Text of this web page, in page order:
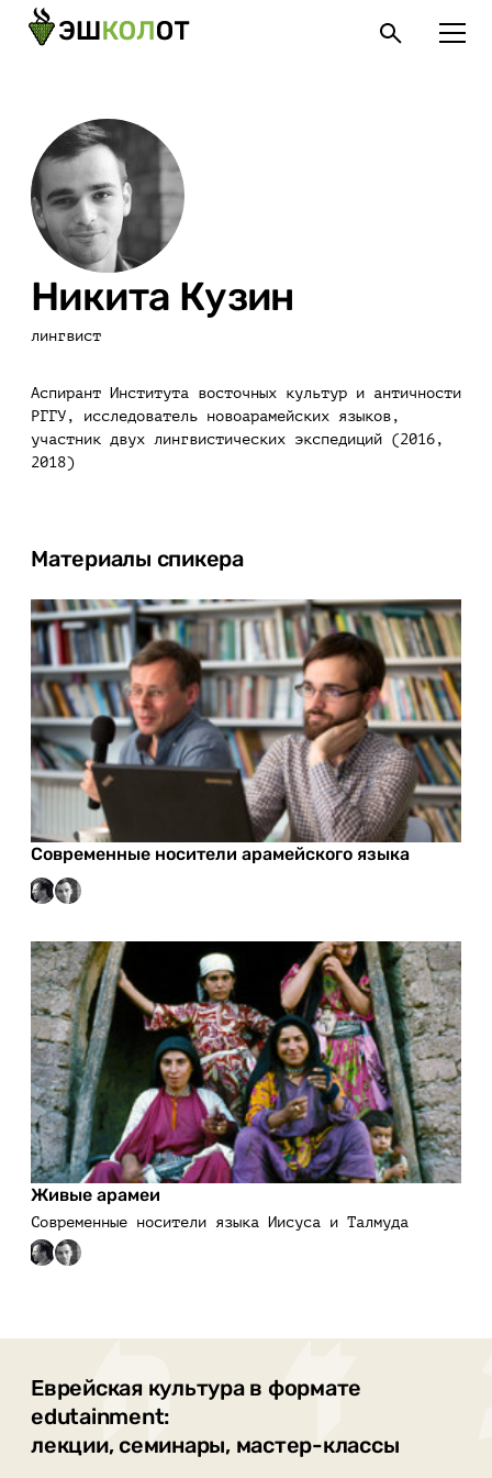
Никита Кузин
лингвист
Аспирант Института восточных культур и античности
РГГУ, исследователь новоарамейских языков,
участник двух лингвистических экспедиций (2016,
2018)
Материалы спикера
Современные носители арамейского языка
Живые арамеи
Современные носители языка Иисуса и Талмуда
Еврейская культура в формате
edutainment:
лекции, семинары, мастер-классы